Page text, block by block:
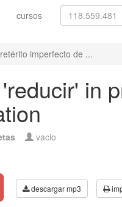
cursos
imperfecto de ...
in
vacio
descargar mp3